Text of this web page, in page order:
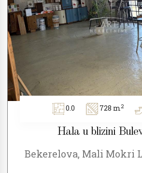
0.0 728 m2
Hala u blizini
Bekerelova, Mali Mokri